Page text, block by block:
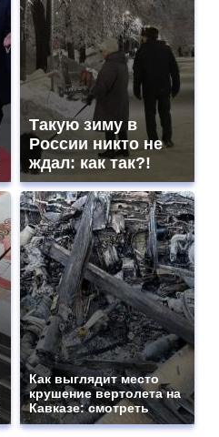
Такую зиму в
России никто не
ждал: как так?!
Как выглядит место
крушение вертолета на
Кавказе: смотреть